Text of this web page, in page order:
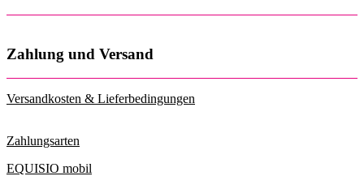
Zahlung und Versand
Versandkosten & Lieferbedingungen
Zahlungsarten
EQUISIO mobil